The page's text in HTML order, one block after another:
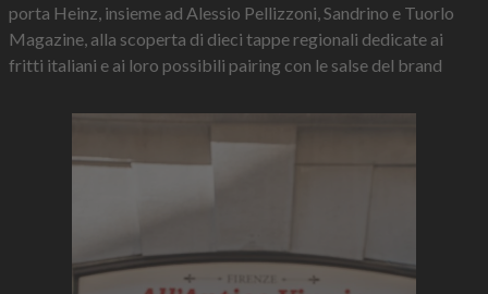
porta Heinz, insieme ad Alessio Pellizzoni, Sandrino e Tuorlo
Magazine, alla scoperta di dieci tappe regionali dedicate ai
fritti italiani e ai loro possibili pairing con le salse del brand